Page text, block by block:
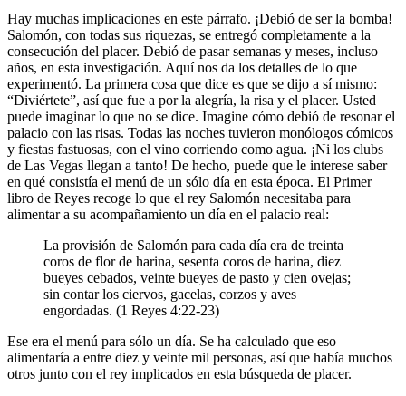
Hay muchas implicaciones en este párrafo. ¡Debió de ser la bomba!
Salomón, con todas sus riquezas, se entregó completamente a la
consecución del placer. Debió de pasar semanas y meses, incluso
años, en esta investigación. Aquí nos da los detalles de lo que
experimentó. La primera cosa que dice es que se dijo a sí mismo:
“Diviértete”, así que fue a por la alegría, la risa y el placer. Usted
puede imaginar lo que no se dice. Imagine cómo debió de resonar el
palacio con las risas. Todas las noches tuvieron monólogos cómicos
y fiestas fastuosas, con el vino corriendo como agua. ¡Ni los clubs
de Las Vegas llegan a tanto! De hecho, puede que le interese saber
en qué consistía el menú de un sólo día en esta época. El Primer
libro de Reyes recoge lo que el rey Salomón necesitaba para
alimentar a su acompañamiento un día en el palacio real:
La provisión de Salomón para cada día era de treinta
coros de flor de harina, sesenta coros de harina, diez
bueyes cebados, veinte bueyes de pasto y cien ovejas;
sin contar los ciervos, gacelas, corzos y aves
engordadas. (1 Reyes 4:22-23)
Ese era el menú para sólo un día. Se ha calculado que eso
alimentaría a entre diez y veinte mil personas, así que había muchos
otros junto con el rey implicados en esta búsqueda de placer.